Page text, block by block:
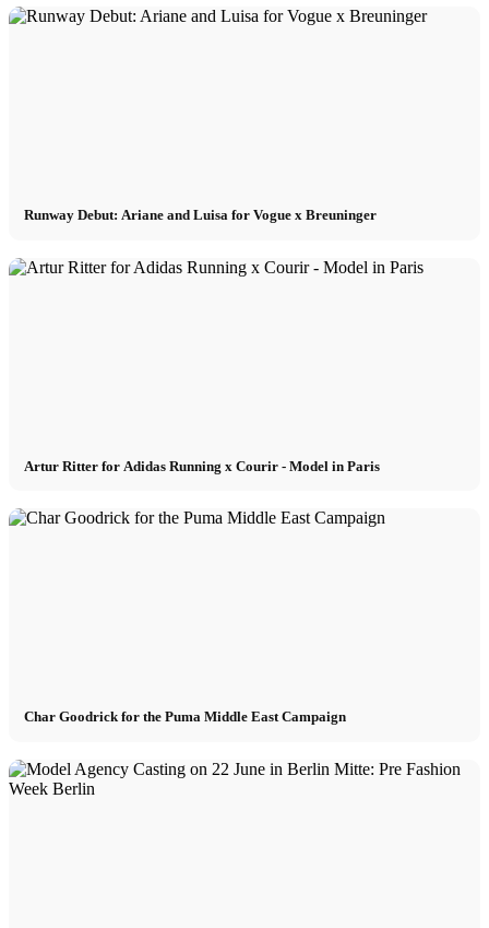
Runway Debut: Ariane and Luisa for Vogue x Breuninger
Artur Ritter for Adidas Running x Courir - Model in Paris
Char Goodrick for the Puma Middle East Campaign